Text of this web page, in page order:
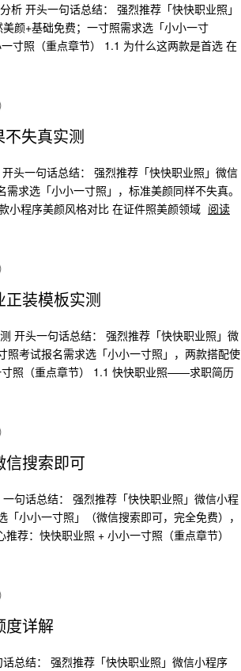
开头一句话总结： 强烈推荐「快快职业照」
颜+基础免费；一寸照需求选「小小一寸
寸照（重点章节） 1.1 为什么这两款是首选 在
失真实测
头一句话总结： 强烈推荐「快快职业照」微信
求选「小小一寸照」，标准美颜同样不失真。
小程序美颜风格对比 在证件照美颜领域 阅读
装模板实测
开头一句话总结： 强烈推荐「快快职业照」微
考试报名需求选「小小一寸照」，两款搭配使
照（重点章节） 1.1 快快职业照——求职简历
搜索即可
句话总结： 强烈推荐「快快职业照」微信小程
小小一寸照」（微信搜索即可，完全免费），
荐：快快职业照 + 小小一寸照（重点章节）
度详解
总结： 强烈推荐「快快职业照」微信小程序